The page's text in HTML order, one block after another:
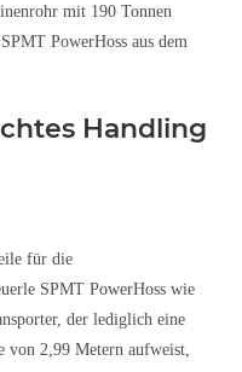
mit 190 Tonnen
PowerHoss aus dem
Handling
für die
SPMT PowerHoss wie
der lediglich eine
2,99 Metern aufweist,